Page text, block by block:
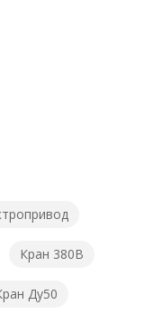
Кран 380В
Ду50